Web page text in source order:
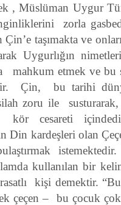
, Müslüman Uygur
zorla
taşımakta ve
Uygurlığın
mahkum etmek ve bu
Çin, bu tarihi
zoru ile susturarak,
kör cesareti
Din kardeşleri olan
kullanılan bir
kişi demektir.
çeçen – bu çocuk çok